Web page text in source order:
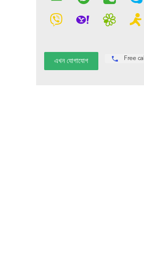
Free call